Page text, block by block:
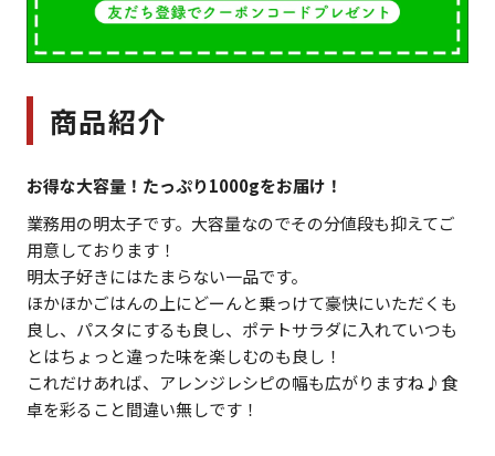
商品紹介
お得な大容量！たっぷり1000gをお届け！
業務用の明太子です。大容量なのでその分値段も抑えてご
用意しております！
明太子好きにはたまらない一品です。
ほかほかごはんの上にどーんと乗っけて豪快にいただくも
良し、パスタにするも良し、ポテトサラダに入れていつも
とはちょっと違った味を楽しむのも良し！
これだけあれば、アレンジレシピの幅も広がりますね♪食
卓を彩ること間違い無しです！